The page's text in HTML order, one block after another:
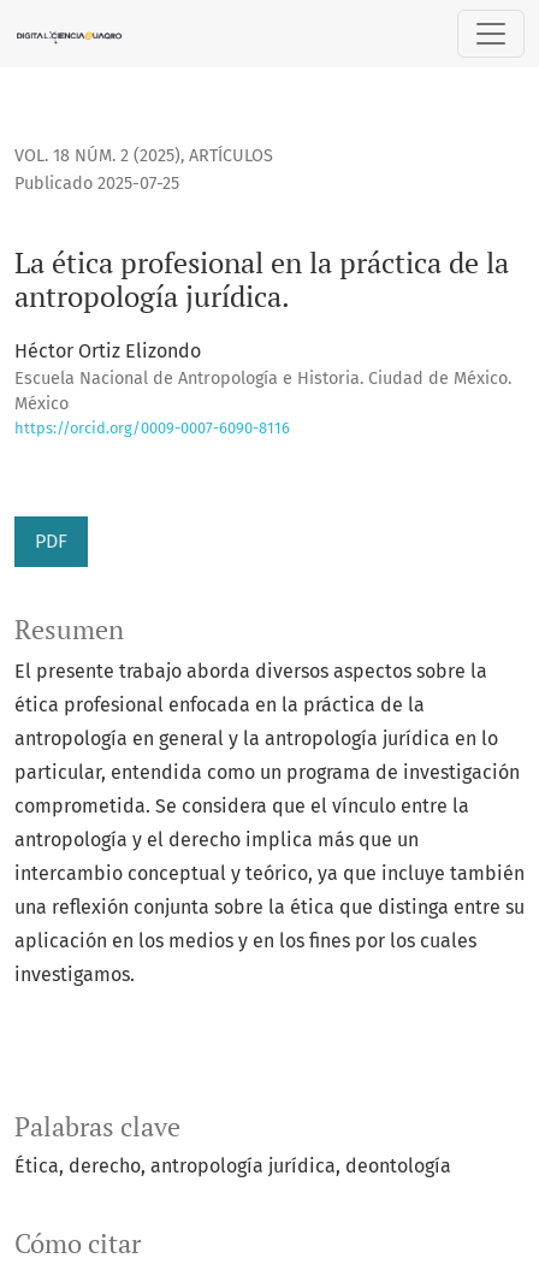
La ética profesional en la práctica de la antropología
VOL. 18 NÚM. 2 (2025), ARTÍCULOS
La ética profesional en la práctica de la
antropología jurídica.
Publicado 2025-07-25
Héctor Ortiz Elizondo
Escuela Nacional de Antropología e Historia. Ciudad de México.
México
https://orcid.org/0009-0007-6090-8116
PDF
Palabras clave
Ética derecho antropología jurídica deontología
Cómo citar
Resumen
El presente trabajo aborda diversos aspectos sobre la
ética profesional enfocada en la práctica de la
antropología en general y la antropología jurídica en lo
particular, entendida como un programa de investigación
comprometida. Se considera que el vínculo entre la
antropología y el derecho implica más que un
intercambio conceptual y teórico, ya que incluye también
una reflexión conjunta sobre la ética que distinga entre su
aplicación en los medios y en los fines por los cuales
investigamos.